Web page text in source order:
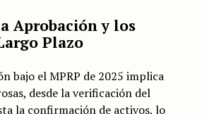
Aprobación y los
Plazo
bajo el MPRP de 2025 implica
desde la verificación del
la confirmación de activos, lo